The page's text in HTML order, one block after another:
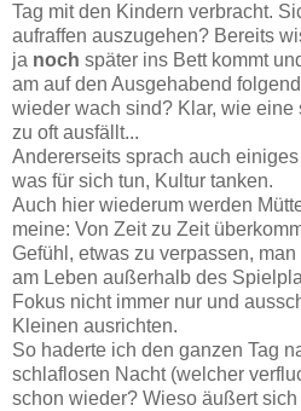
Tag mit den Kindern verbracht.
aufraffen auszugehen? Bereits
ja noch später ins Bett kommt
am auf den Ausgehabend
wieder wach sind? Klar, wie
zu oft ausfällt...
Andererseits sprach auch
was für sich tun, Kultur tanken.
Auch hier wiederum werden
meine: Von Zeit zu Zeit
Gefühl, etwas zu verpassen,
am Leben außerhalb des
Fokus nicht immer nur und
Kleinen ausrichten.
So haderte ich den ganzen Tag
schlaflosen Nacht (welcher
schon wieder? Wieso äußert